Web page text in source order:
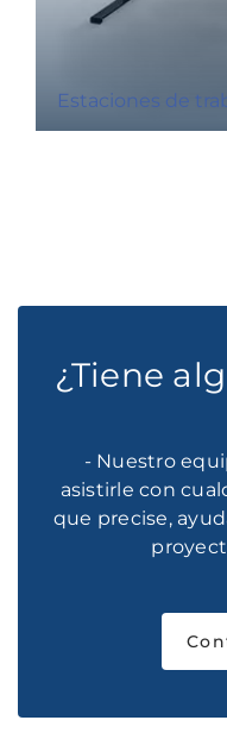
Estaciones de
¿Tiene
- Nuestro
asistirle con
que precise,